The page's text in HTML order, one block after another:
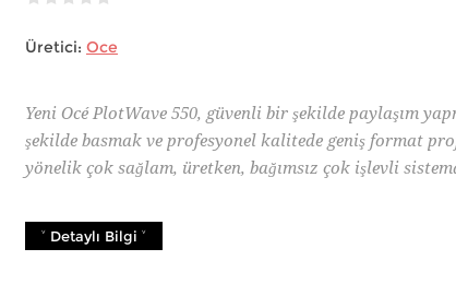
Üretici: Oce
Yeni Océ PlotWave 550, güvenli bir şekilde paylaşım
şekilde basmak ve profesyonel kalitede geniş format
yönelik çok sağlam, üretken, bağımsız çok işlevli
˅ Detaylı Bilgi ˅